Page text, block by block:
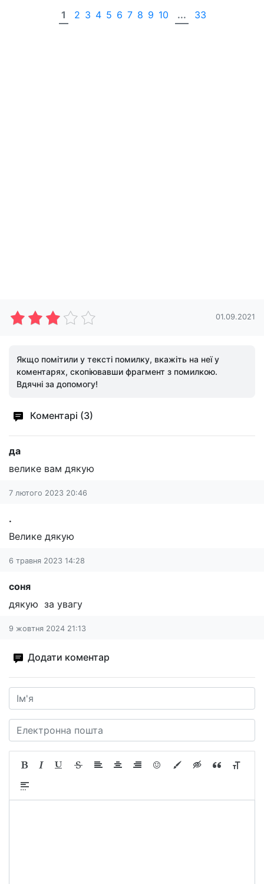
1 2 3 4 5 6 7 8 9 10 ... 33
01.09.2021
Якщо помітили у тексті помилку, вкажіть на неї у
коментарях, скопіювавши фрагмент з помилкою.
Вдячні за допомогу!
Коментарі (3)
да
велике вам дякую
7 лютого 2023 20:46
.
Велике дякую
6 травня 2023 14:28
соня
дякую за увагу
9 жовтня 2024 21:13
Додати коментар